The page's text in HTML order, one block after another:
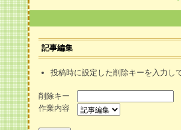
記事編集
投稿時に設定した削除キーを入力し
削除キー
作業内容